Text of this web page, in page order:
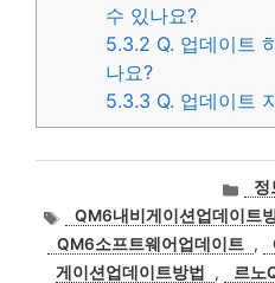
수 있나요?
5.3.2 Q. 업데이트
나요?
5.3.3 Q. 업데이트
카
테
고
리
정
태
그
QM6내비게이션업데이트
QM6소프트웨어업데이트 ,
게이션업데이트방법
, 르노